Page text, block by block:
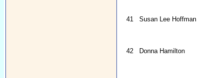
41 Susan Lee Hoffman
42 Donna Hamilton